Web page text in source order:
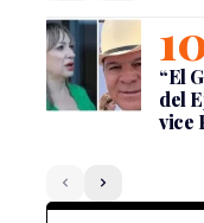
“El
del
vice